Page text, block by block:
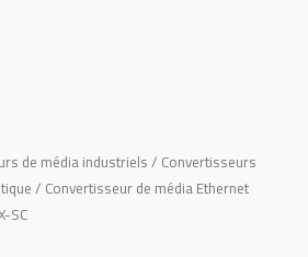
de média industriels/ Convertisseurs
/ Convertisseur de média Ethernet
SC